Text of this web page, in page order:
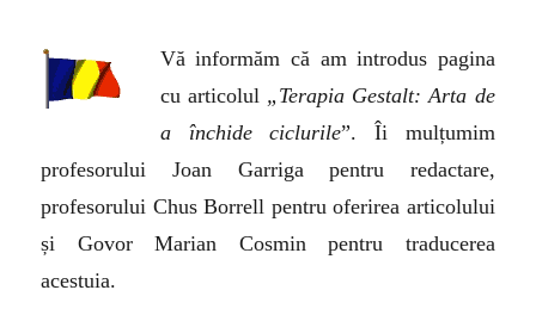
Vă informăm că am introdus pagina
cu articolul „ Terapia Gestalt: Arta de
a închide ciclurile”. Îi mulțumim
profesorului Joan Garriga pentru redactare,
profesorului Chus Borrell pentru oferirea articolului
și Govor Marian Cosmin pentru traducerea
acestuia.